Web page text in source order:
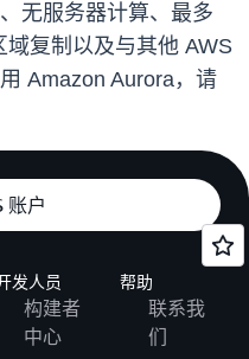
无服务器计算、最多
复制以及与其他 AWS
Amazon Aurora，请
账户
发人员
构建者
中心
帮助
联系我
们